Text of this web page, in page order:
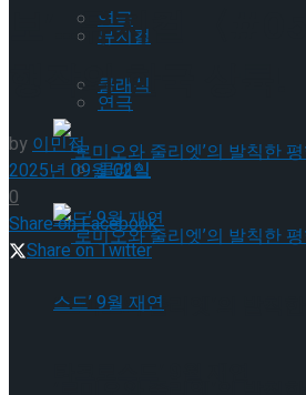
연극
클래식
‘로미오와 줄리엣’의 발칙한
뮤지컬
연극
클래식
보’…뮤지컬 〈
행작의 한국 상륙!
by이민정
2025년 09월 02일
0
Share on Facebook
Share on Twitter